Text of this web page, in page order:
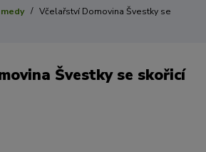
Včelařství Domovina Švestky se
Švestky se skořicí